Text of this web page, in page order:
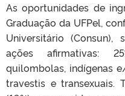
As oportunidades de
Graduação da UFPel,
Universitário
ações afirmativas:
quilombolas, indígenas
travestis e transexuais.